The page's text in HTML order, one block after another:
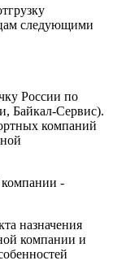
следующими
России по
Байкал-Сервис).
компаний
компании -
назначения
компании и